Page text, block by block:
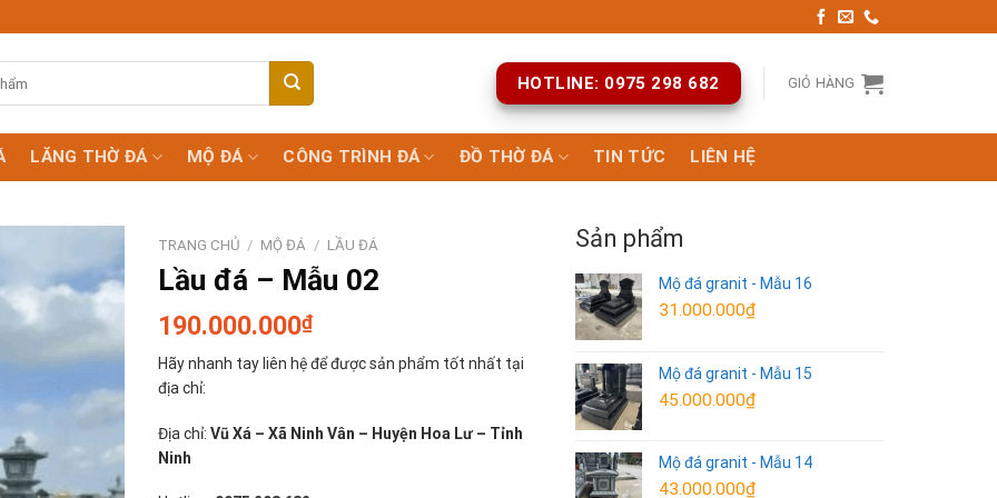
HOTLINE: 0975 298 682 GIỎ HÀNG
LĂNG THỜ ĐÁ MỘ ĐÁ CÔNG TRÌNH ĐÁ ĐỒ THỜ ĐÁ TIN TỨC LIÊN HỆ
TRANG CHỦ / MỘ ĐÁ / LẦU ĐÁ
Lầu đá – Mẫu 02
190.000.000₫
Hãy nhanh tay liên hệ để được sản phẩm tốt nhất tại
địa chỉ:
Địa chỉ: Vũ Xá – Xã Ninh Vân – Huyện Hoa Lư – Tỉnh
Ninh
Sản phẩm
Mộ đá granit - Mẫu 16
31.000.000₫
Mộ đá granit - Mẫu 15
45.000.000₫
Mộ đá granit - Mẫu 14
43.000.000₫